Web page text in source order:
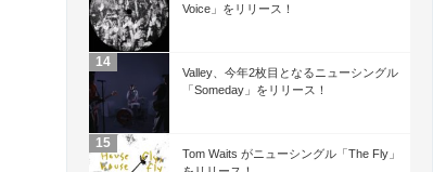
Voice」をリリース！
Valley、今年2枚目となるニューシングル
「Someday」をリリース！
Tom Waits がニューシングル「The Fly」